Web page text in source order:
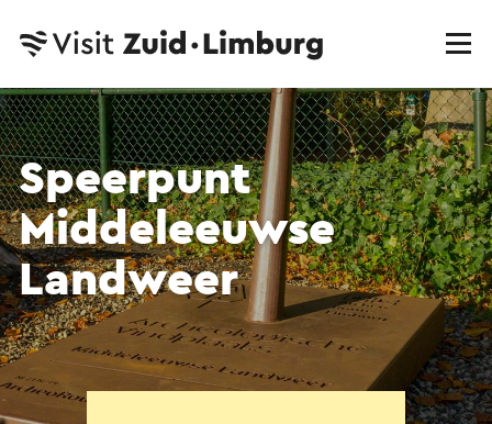
Speerpunt
Middeleeuwse
Landweer